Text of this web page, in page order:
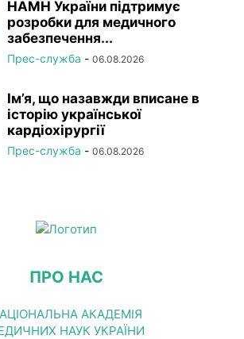
НАМН України підтримує
розробки для медичного
забезпечення...
Прес-служба - 06.08.2026
Ім’я, що назавжди вписане в
історію української
кардіохірургії
Прес-служба - 06.08.2026
ПРО НАС
АКАДЕМІЯ
НАУК УКРАЇНИ